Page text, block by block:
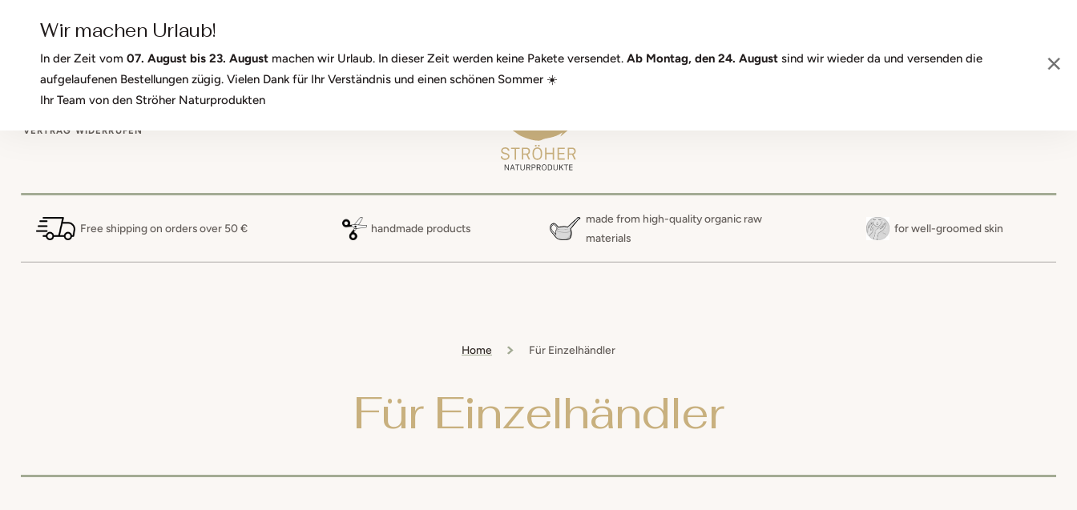
CONTENT
HOME PRODUCTS WORKSHOPS
VERTRAG WIDERRUFEN
Free shipping on orders over 50 € handmade products
made from high-quality organic raw
materials
for well-groomed skin
Wir machen Urlaub!
In der Zeit vom 07. August bis 23. August machen wir Urlaub. In dieser Zeit werden keine Pakete versendet. Ab Montag, den 24. August sind wir wieder da und versenden die
aufgelaufenen Bestellungen zügig. Vielen Dank für Ihr Verständnis und einen schönen Sommer ☀️
Ihr Team von den Ströher Naturprodukten
Home Für Einzelhändler
Für Einzelhändler